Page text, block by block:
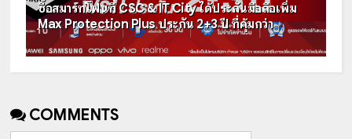
ซื้อสมาร์ทโฟนที่ CSC & IT City ได้ประกันมือถือเพิ่ม
Max Protection Plus ประกัน 2+3 ปี ที่คุ้มกว่า
COMMENTS